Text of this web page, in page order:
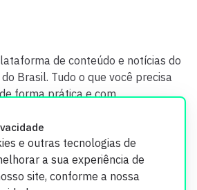
e outras tecnologias de
a sua experiência de
site, conforme a nossa
de conteúdo e notícias do
Brasil. Tudo o que você precisa
forma prática e com